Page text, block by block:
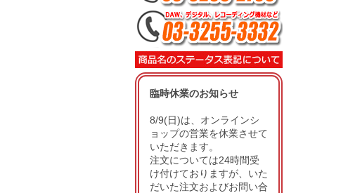
臨時休業のお知らせ
8/9(日)は、オンラインシ
ョップの営業を休業させて
いただきます。
注文については24時間受
け付けておりますが、いた
だいた注文およびお問い合